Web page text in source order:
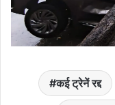
कई ट्रेनें रद्द